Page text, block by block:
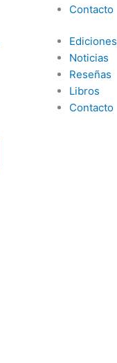
Contacto
Ediciones
Noticias
Reseñas
Libros
Contacto